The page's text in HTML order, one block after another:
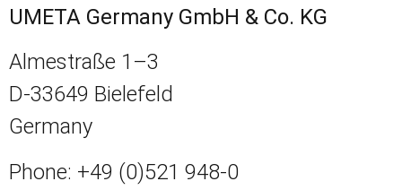
UMETA Germany GmbH & Co. KG
Almestraße 1–3
D-33649 Bielefeld
Germany
Phone: +49 (0)521 948-0